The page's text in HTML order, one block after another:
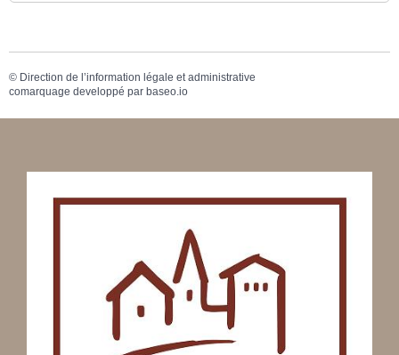
© Direction de l’information légale et administrative
comarquage developpé par baseo.io